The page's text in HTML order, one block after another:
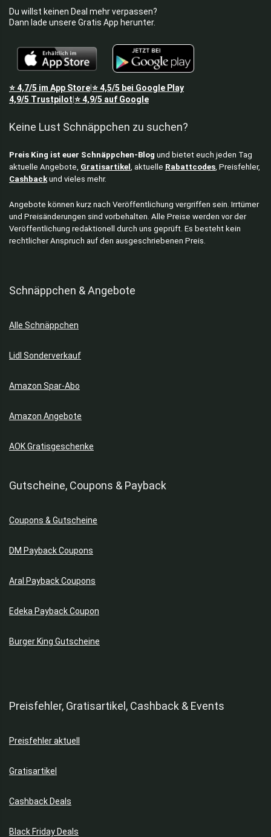
Du willst keinen Deal mehr verpassen?
Dann lade unsere Gratis App herunter.
⭐4,7/5 im App Store⭐4,5/5 bei Google Play
4,9/5 Trustpilot ⭐4,9/5 auf Google
Keine Lust Schnäppchen zu suchen?
Preis King ist euer Schnäppchen-Blog und bietet euch jeden Tag
aktuelle Angebote, Gratisartikel , aktuelle Rabattcodes , Preisfehler,
Cashback und vieles mehr.
Angebote können kurz nach Veröffentlichung vergriffen sein. Irrtümer
und Preisänderungen sind vorbehalten. Alle Preise werden vor der
Veröffentlichung redaktionell durch uns geprüft. Es besteht kein
rechtlicher Anspruch auf den ausgeschriebenen Preis.
Schnäppchen & Angebote
Alle Schnäppchen
Lidl Sonderverkauf
Amazon Spar-Abo
Amazon Angebote
AOK Gratisgeschenke
Gutscheine, Coupons & Payback
Coupons & Gutscheine
DM Payback Coupons
Aral Payback Coupons
Edeka Payback Coupon
Burger King Gutscheine
Preisfehler, Gratisartikel, Cashback & Events
Preisfehler aktuell
Gratisartikel
Cashback Deals
Black Friday Deals